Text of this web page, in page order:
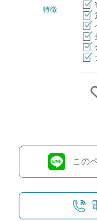
特徴
この